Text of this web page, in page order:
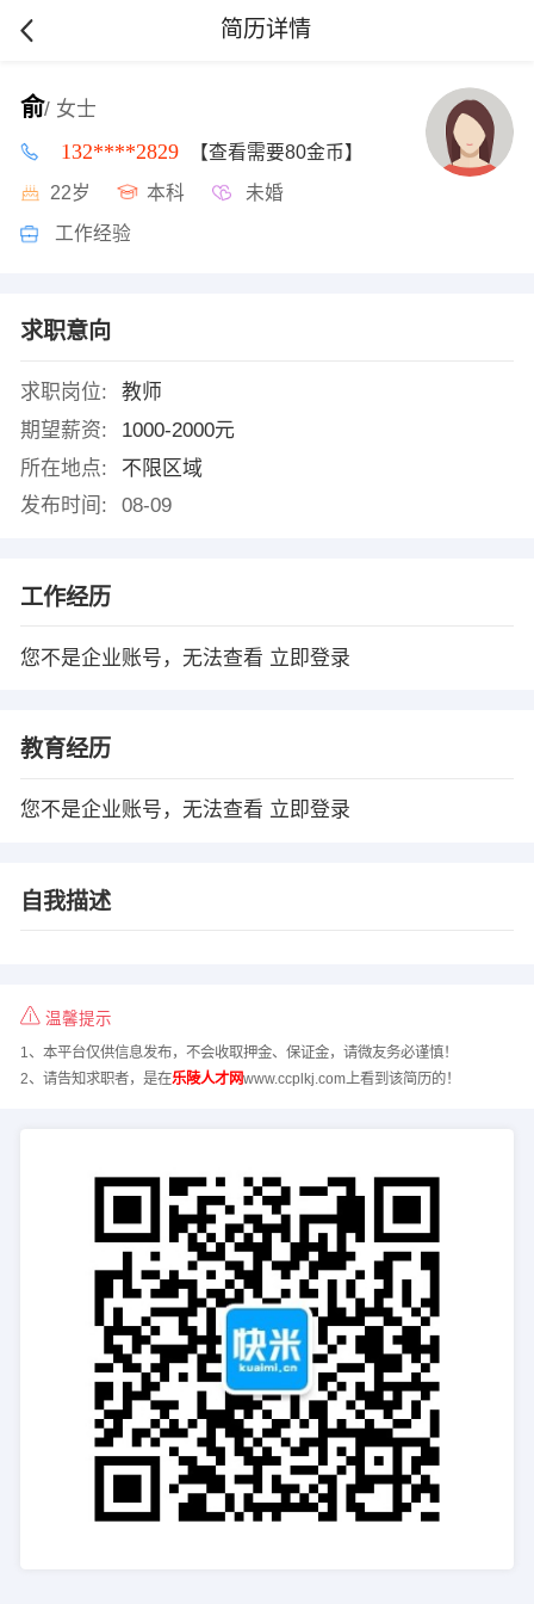
简历详情
俞/ 女士
132****2829 【查看需要80金币】
22岁 本科 未婚
工作经验
求职意向
求职岗位:
教师
期望薪资:
1000-2000元
所在地点:
不限区域
发布时间:
08-09
工作经历
您不是企业账号，无法查看 立即登录
教育经历
您不是企业账号，无法查看 立即登录
自我描述
温馨提示
1、本平台仅供信息发布，不会收取押金、保证金，请微友务必谨慎！
2、请告知求职者，是在乐陵人才网www.ccplkj.com上看到该简历的！